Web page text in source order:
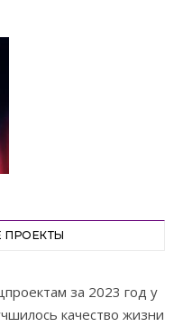
ПРОЕКТЫ
за 2023 год у
качество жизни